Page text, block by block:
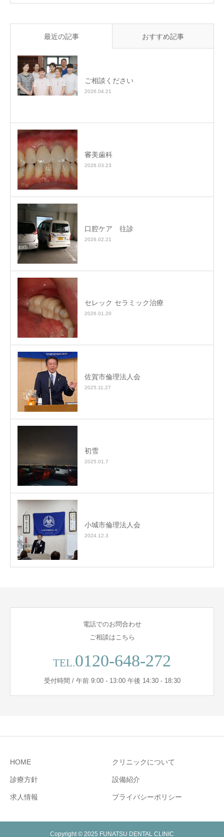
最近の記事 おすすめ記事
ご相談ください
2026.04.21
審美歯科
2026.03.23
口腔ケア 往診
2026.02.21
セレック セラミック治療
2026.01.20
佐賀市倫理法人会
2025.11.27
初雪
2025.01.7
小城市倫理法人会
2024.12.3
電話でのお問合わせ
ご相談はこちら
TEL.0120-648-272
受付時間 / 午前 9:00 - 13:00 午後 14:30 - 18:30
HOME クリニックについて
診療方針 設備紹介
求人情報 プライバシーポリシー
Copyright © 2025 FUNATSU DENTAL CLINIC